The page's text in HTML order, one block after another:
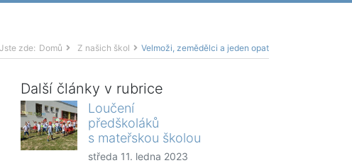
Jste zde: Domů Z našich škol Velmoži, zemědělci a jeden opat
Další články v rubrice
Loučení
předškoláků
s mateřskou školou
středa 11. ledna 2023